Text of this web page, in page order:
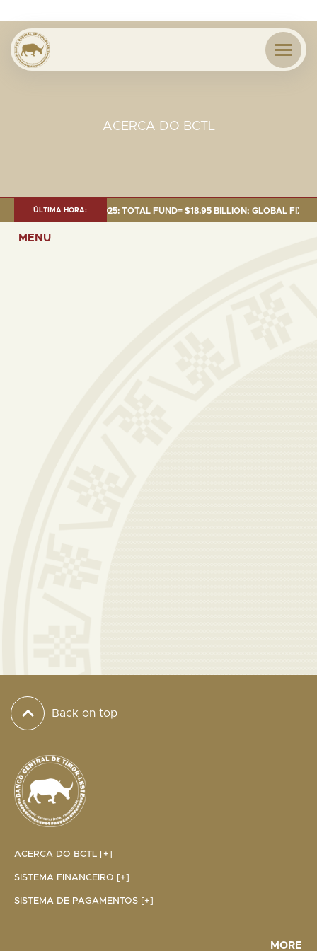
ACERCA DO BCTL
ÚLTIMA HORA:
AS OF 30 SEP. 2025: TOTAL FUND= $18.95 BILLION; GLOBAL
MENU
Back on top
ACERCA DO BCTL [+]
SISTEMA FINANCEIRO [+]
SISTEMA DE PAGAMENTOS [+]
MORE